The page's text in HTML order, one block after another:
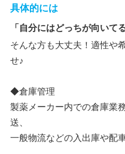
具体的には
「自分にはどっちが向いて
そんな方も大丈夫！適性や
せ♪
◆倉庫管理
製薬メーカー内での倉庫業
送、
一般物流などの入出庫や配